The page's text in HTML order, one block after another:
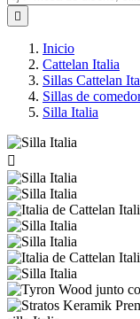

Inicio
Cattelan Italia
Sillas Cattelan
Sillas de
Silla Italia
